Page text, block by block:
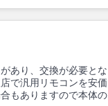
あり、交換が必要とな
で汎用リモコンを安価
もありますので本体の